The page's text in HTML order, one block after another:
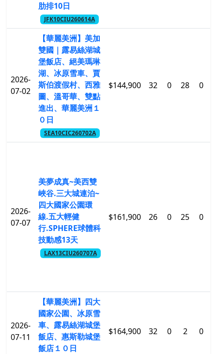
肋排10日
JFK10CIU260614A
2026-
07-02
【華麗美洲】美加
雙國｜露易絲湖城
堡飯店、絕美瑪琳
湖、冰原雪車、賈
斯伯渡假村、西雅
圖、溫哥華、雙點
進出、華麗美洲１
０日
SEA10CIC260702A
$144,900 32 0 28 0
2026-
07-07
美夢成真~美西雙
峽谷.三大城連泊~
四大國家公園環
線.五大輕健
行.SPHERE球體科
技動感13天
LAX13CIU260707A
$161,900 26 0 25 0
2026-
07-11
【華麗美洲】四大
國家公園、冰原雪
車、露易絲湖城堡
飯店、惠斯勒城堡
飯店１０日
$164,900 32 0 2 0